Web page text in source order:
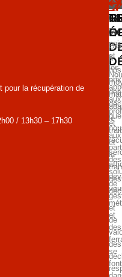
aux
et
aux
des
de
et
de
des
Les
et
les
prix
des
que
à
nos
le
et
la
des
et
des
se
font
pour la récupération de
/ 13h30 – 17h30